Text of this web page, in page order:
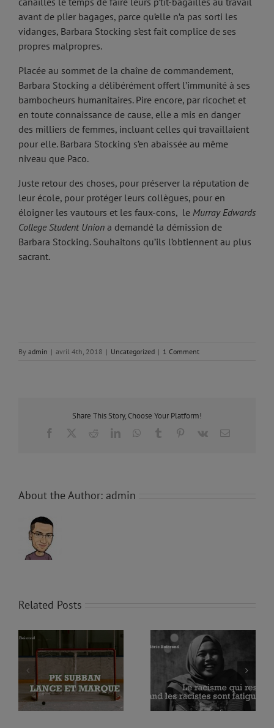
avant de plier bagages, parce qu’elle n’a pas sorti les
vidanges, Barbara Stocking s’est fait complice de ses
propres malpropres.
Placée au sommet de la chaîne de commandement,
Barbara Stocking a délibérément offert l’immunité à ses
bambocheurs humanitaires. Pire encore, par ricochet et
en toute connaissance de cause, elle a mis en danger
des milliers de femmes, incluant celles qui travaillaient
pour elle. Barbara Stocking s’en abaissée au même
niveau que Paco.
Juste retour des choses, pour préserver la réputation de
leur école, pour protéger leurs collègues, pour en
éloigner les vautours et les faux-cons, le Murray Edwards
College Student Union a demandé la démission de
Barbara Stocking. Souhaitons qu’ils l’obtiennent au plus
sacrant.
By admin | avril 4th, 2018 | Uncategorized | 1 Comment
Share This Story, Choose Your Platform!
Facebook RedditLinkedInWhatsApp
Tumblr Pinterest
Vk Email
About the Author: admin
Related Posts
LE RACISME QUI RESTE
QUAND LES RACISTES
SONT FATIGUÉS
PETROCARIBE… UN
TROU SANS FONDS